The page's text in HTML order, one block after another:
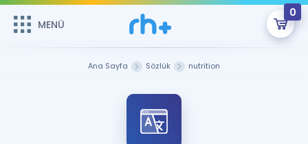
MENÜ
0
Sepetin Şu An Boş.
Remzi Hoca ile seni sınava hazırlayacak onlarca eğitim seni
bekliyor!
MENÜ
Ana Sayfa Sözlük nutrition